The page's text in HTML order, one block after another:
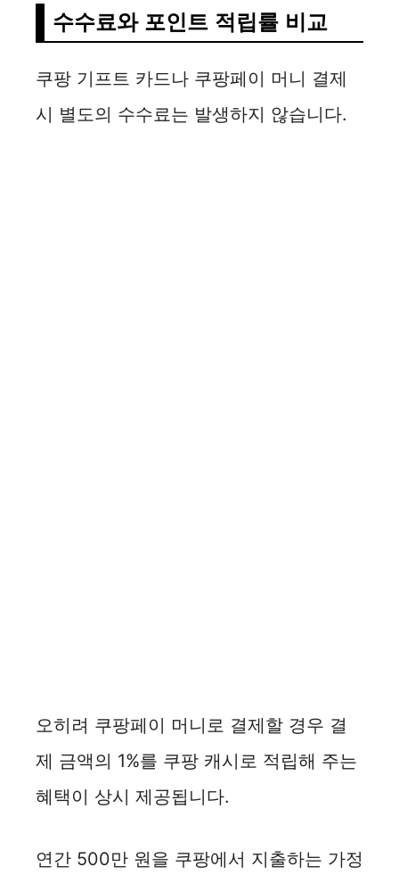
수수료와 포인트 적립률 비교
쿠팡 기프트 카드나 쿠팡페이 머니 결제
시 별도의 수수료는 발생하지 않습니다.
오히려 쿠팡페이 머니로 결제할 경우 결
제 금액의 1%를 쿠팡 캐시로 적립해 주는
혜택이 상시 제공됩니다.
연간 500만 원을 쿠팡에서 지출하는 가정